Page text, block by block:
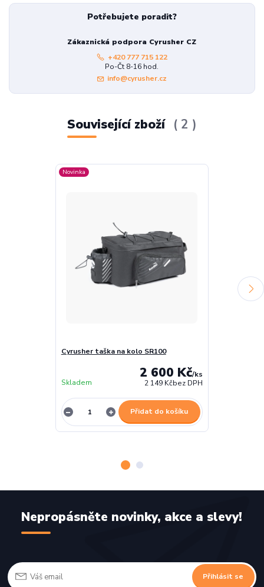
Potřebujete poradit?
Zákaznická podpora Cyrusher CZ
+420 777 715 122
Po-Čt 8-16 hod.
info@cyrusher.cz
Související zboží 2
Novinka
Cyrusher taška na kolo SR100
2 600 Kč/ks
2 149 Kčbez DPH
Skladem
Přidat do košíku
Nepropásněte novinky, akce a slevy!
Přihlásit se